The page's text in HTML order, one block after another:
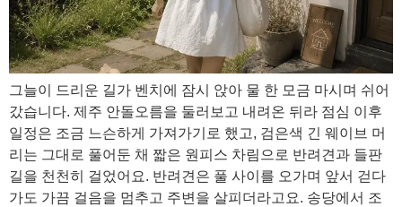
그늘이 드리운 길가 벤치에 잠시 앉아 물 한 모금 마시며 쉬어
갔습니다. 제주 안돌오름을 둘러보고 내려온 뒤라 점심 이후
일정은 조금 느슨하게 가져가기로 했고, 검은색 긴 웨이브 머
리는 그대로 풀어둔 채 짧은 원피스 차림으로 반려견과 들판
길을 천천히 걸었어요. 반려견은 풀 사이를 오가며 앞서 걷다
가도 가끔 걸음을 멈추고 주변을 살피더라고요. 송당에서 조